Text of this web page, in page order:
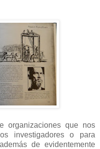
organizaciones que nos
investigadores o para
de evidentemente